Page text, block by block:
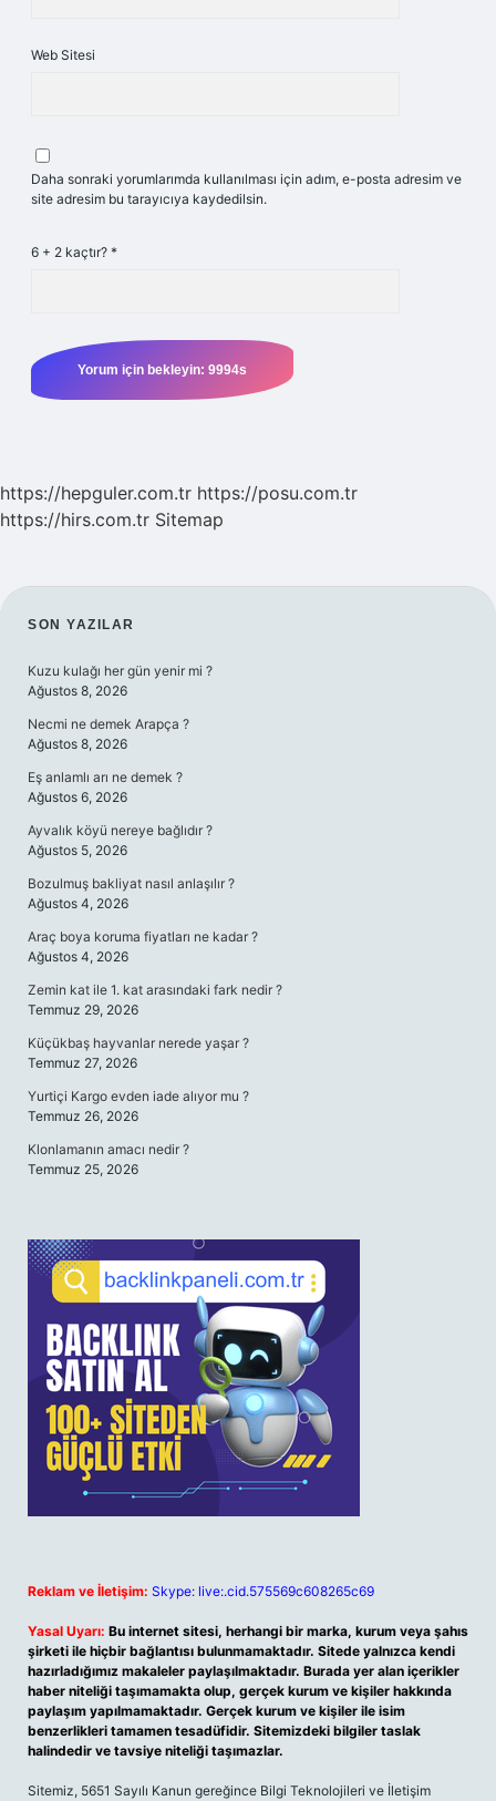
Web Sitesi
Daha sonraki yorumlarımda kullanılması için adım, e-posta adresim ve
site adresim bu tarayıcıya kaydedilsin.
6 + 2 kaçtır? *
https://hepguler.com.tr https://posu.com.tr
https://hirs.com.tr Sitemap
SIDEBAR
SON YAZILAR
Kuzu kulağı her gün yenir mi ?
Ağustos 8, 2026
Necmi ne demek Arapça ?
Ağustos 8, 2026
Eş anlamlı arı ne demek ?
Ağustos 6, 2026
Ayvalık köyü nereye bağlıdır ?
Ağustos 5, 2026
Bozulmuş bakliyat nasıl anlaşılır ?
Ağustos 4, 2026
Araç boya koruma fiyatları ne kadar ?
Ağustos 4, 2026
Zemin kat ile 1. kat arasındaki fark nedir ?
Temmuz 29, 2026
Küçükbaş hayvanlar nerede yaşar ?
Temmuz 27, 2026
Yurtiçi Kargo evden iade alıyor mu ?
Temmuz 26, 2026
Klonlamanın amacı nedir ?
Temmuz 25, 2026
Reklam ve İletişim: Skype: live:.cid.575569c608265c69
Yasal Uyarı: Bu internet sitesi, herhangi bir marka, kurum veya şahıs
şirketi ile hiçbir bağlantısı bulunmamaktadır. Sitede yalnızca kendi
hazırladığımız makaleler paylaşılmaktadır. Burada yer alan içerikler
haber niteliği taşımamakta olup, gerçek kurum ve kişiler hakkında
paylaşım yapılmamaktadır. Gerçek kurum ve kişiler ile isim
benzerlikleri tamamen tesadüfidir. Sitemizdeki bilgiler taslak
halindedir ve tavsiye niteliği taşımazlar.
Sitemiz, 5651 Sayılı Kanun gereğince Bilgi Teknolojileri ve İletişim